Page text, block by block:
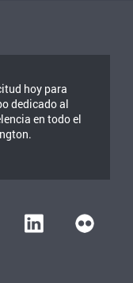
hoy para
dedicado al
en todo el